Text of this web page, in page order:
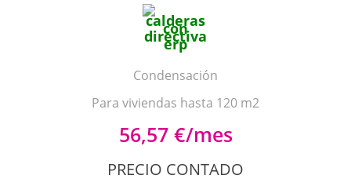
Condensación
Para viviendas hasta 120 m2
56,57 €/mes
PRECIO CONTADO